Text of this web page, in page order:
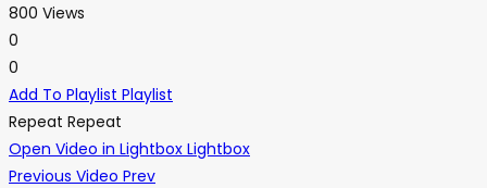
800 Views
0
0
Add To Playlist Playlist
Repeat Repeat
Open Video in Lightbox Lightbox
Previous Video Prev